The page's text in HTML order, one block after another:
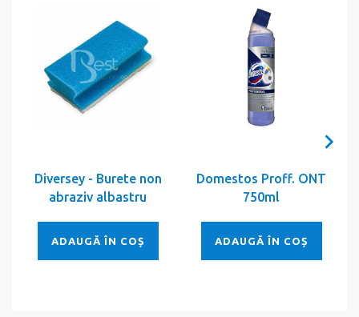
Diversey - Burete non
abraziv albastru
ADAUGĂ ÎN COȘ
Domestos Proff. ONT
750ml
ADAUGĂ ÎN COȘ